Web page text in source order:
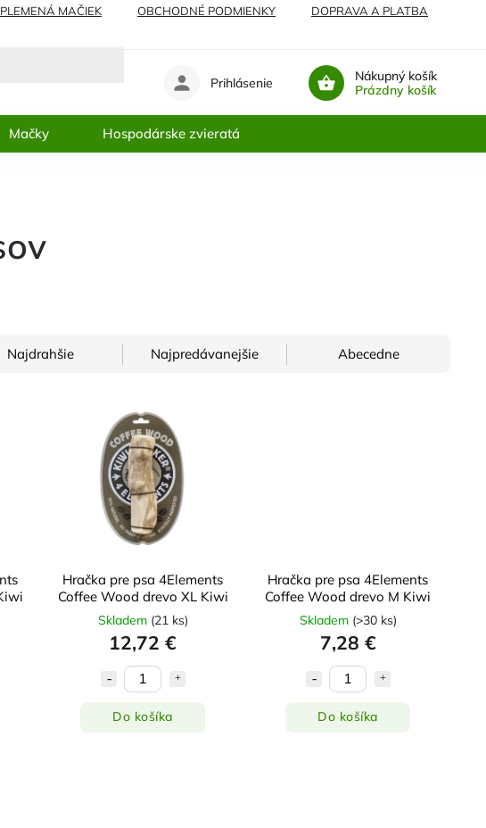
PLEMENÁ MAČIEK OBCHODNÉ PODMIENKY
DOPRAVA A PLATBA
Nákupný košík
Prázdny košík
Prihlásenie
Mačky Hospodárske zvieratá
Najdrahšie Najpredávanejšie Abecedne
Hračka pre psa 4Elements
Coffee Wood drevo XL Kiwi
Skladem (21 ks)
12,72 €
Do košíka
Hračka pre psa 4Elements
Coffee Wood drevo M Kiwi
Skladem (>30 ks)
7,28 €
Do košíka